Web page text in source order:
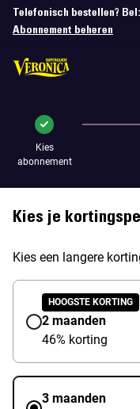
Telefonisch bestellen? Bel:
Abonnement beheren
Kies
abonnement
Kies je
Kies een langere
HOOGSTE KORTING
2 maanden
46% korting
3 maanden